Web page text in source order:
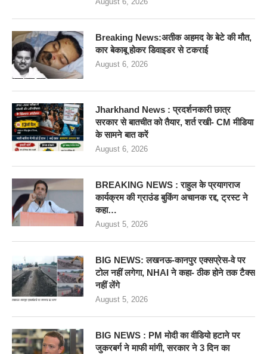
Breaking News:अतीक अहमद के बेटे की मौत,
कार बेकाबू होकर डिवाइडर से टकराई
August 6, 2026
Jharkhand News : प्रदर्शनकारी छात्र
सरकार से बातचीत को तैयार, शर्त रखी- CM मीडिया
के सामने बात करें
August 6, 2026
BREAKING NEWS : राहुल के प्रयागराज
कार्यक्रम की ग्राउंड बुकिंग अचानक रद्द, ट्रस्ट ने
कहा…
August 5, 2026
BIG NEWS: लखनऊ-कानपुर एक्सप्रेस-वे पर
टोल नहीं लगेगा, NHAI ने कहा- ठीक होने तक टैक्स
नहीं लेंगे
August 5, 2026
BIG NEWS : PM मोदी का वीडियो हटाने पर
जुकरबर्ग ने माफी मांगी, सरकार ने 3 दिन का